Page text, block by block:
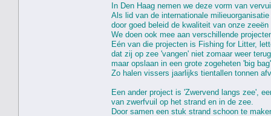
In Den Haag nemen we deze vorm van
Als lid van de internationale
door goed beleid de kwaliteit van onze
We doen ook mee aan verschillende
Eén van die projecten is Fishing for Litter,
dat zij op zee 'vangen' niet zomaar weer
maar opslaan in een grote zogeheten 'big
Zo halen vissers jaarlijks tientallen tonnen
Een ander project is 'Zwervend langs zee',
van zwerfvuil op het strand en in de zee.
Door samen een stuk strand schoon te